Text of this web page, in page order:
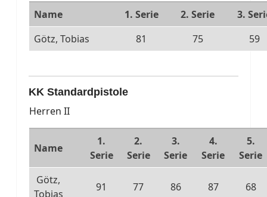
Name 1. Serie 2. Serie
3.
Götz, Tobias
81 75 59
KK Standardpistole
Herren II
Name
1.
Serie
2.
Serie
3.
Serie
4.
Serie
5.
Serie
Götz,
Tobias
91 77 86 87 68